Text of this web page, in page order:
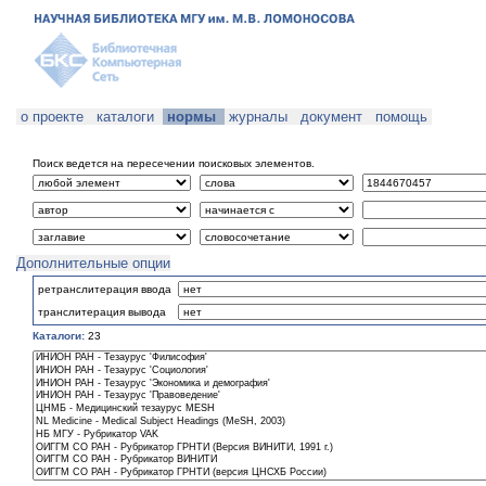
о проекте каталоги нормы журналы документ помощь
Поиск ведется на пересечении поисковых элементов.
Дополнительные опции
ретранслитерация ввода
транслитерация вывода
Каталоги: 23